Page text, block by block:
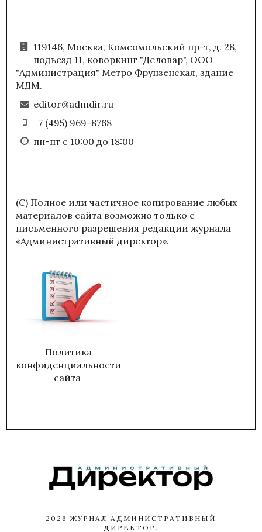
119146, Москва, Комсомольский пр-т, д. 28,
подъезд 11, коворкинг "Деловар", ООО
"Администрация" Метро Фрунзенская, здание
МДМ.
editor@admdir.ru
+7 (495) 969-8768
пн-пт с 10:00 до 18:00
(С) Полное или частичное копирование любых
материалов сайта возможно только с
письменного разрешения редакции журнала
«Административный директор».
Политика
конфиденциальности
сайта
2026 ЖУРНАЛ АДМИНИСТРАТИВНЫЙ
ДИРЕКТОР.